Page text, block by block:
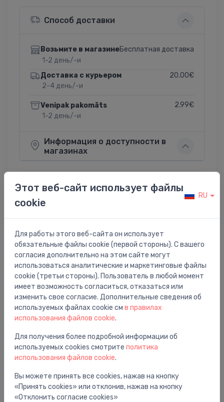
Способ доставки
Возьмите в магазине
1-2 день/-и
Бесплатная доставка
Доставка с курьером
2-4 день/-и
20.00€
Venipak pakomāts
1-2 день/-и
2.99€
Информация о доступности в
магазинах
Поделиться:
Описание товара
ieplūdes mehānisms
Вам также может понравиться
Этот веб-сайт использует файлы
cookie
RU
Для работы этого веб-сайта он использует
обязательные файлы cookie (первой стороны). С вашего
согласия дополнительно на этом сайте могут
использоваться аналитические и маркетинговые файлы
cookie (третьи стороны). Пользователь в любой момент
имеет возможность согласиться, отказаться или
изменить свое согласие. Дополнительные сведения об
используемых файлах cookie см в правилах
использования файлов cookie.
Для получения более подробной информации об
используемых cookies смотрите политика
использования файлов cookie.
Вы можете принять все cookies, нажав на кнопку
«Принять cookies» или отклонив, нажав на кнопку
«Отклонить согласие cookies»